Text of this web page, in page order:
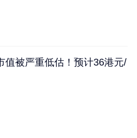
值被严重低估！预计36港元/